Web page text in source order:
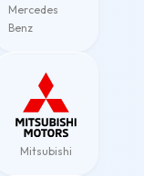
Mercedes
Benz
Mitsubishi